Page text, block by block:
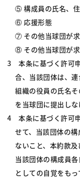
⑤ 構成員の氏名、
⑥ 応援形態
⑦ その他当球団が
⑧ その他当球団が
3 本条に基づく許可
合、当該団体は、
組織の役員の氏名
を当球団に提出しな
4 本条に基づく許可
せて、当該団体の
ないこと、本約款
当該団体の構成員
としての自覚をも